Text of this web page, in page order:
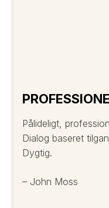
Pålideligt,
Dialog baseret
Dygtig.
– John Moss